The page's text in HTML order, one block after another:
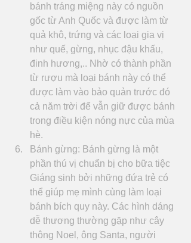
bánh tráng miệng này có nguồn
gốc từ Anh Quốc và được làm từ
quả khô, trứng và các loại gia vị
như quế, gừng, nhục đậu khấu,
đinh hương,.. Nhờ có thành phần
từ rượu mà loại bánh này có thể
được làm vào bảo quản trước đó
cả năm trời để vẫn giữ được bánh
trong điều kiện nóng nực của mùa
hè.
Bánh gừng: Bánh gừng là một
phần thú vị chuẩn bị cho bữa tiệc
Giáng sinh bởi những đứa trẻ có
thể giúp mẹ mình cùng làm loại
bánh bích quy này. Các hình dáng
dễ thương thường gặp như cây
thông Noel, ông Santa, người